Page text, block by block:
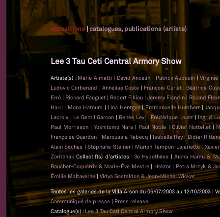
expositions|catalogues, publications (artiste)
Lee 3 Tau Ceti Central Armory Show
Artiste(s) : Marie Aimetti | David Ancelin | Patrick Aubouin |
Ludovic Corberand |Annelise Coste | François Curlet | Béatrice
Erró | Richard Fauguet | Robert Filliou |Jeremy Flandin | Roland
Harri | Mona Hatoum | Lina Hentgen|Emmanuelle Humbert|
Lacroix | Le Gentil Garcon | Renée Levi| Frédérique Loutz|Ingrid
Paul Morrisson |Yoshitomo Nara | Paul Noble | Olivier Nottellet|
Françoise Quardon | Maroussia Rebecq |Isabelle Rey| Didier
Alain Séchas |Stéphane Steiner | Marion Tampon-Lajariette|
ZoritchakCollectif(s) d'artistes :3e Hypothèse | Aïcha Hamu &
Bauchet-Coquatrix & Marie-Ève Mestre | Hektor | Petra Mrzyk &
Émilie Maltaverne | Vidya Gastaldon & Jean-Michel Wicker
Toutes les galeries de la Villa Arson du 06/07/2003 au 12/10/2003 |
Communiqué de presse | Press release
Catalogue(s) :Lee 3 Tau Ceti Central Armory Show